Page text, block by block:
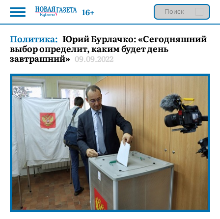
Политика: Юрий Бурлачко: «Сегодняшний
выбор определит, каким будет день
завтрашний» 09.09.2022
16+